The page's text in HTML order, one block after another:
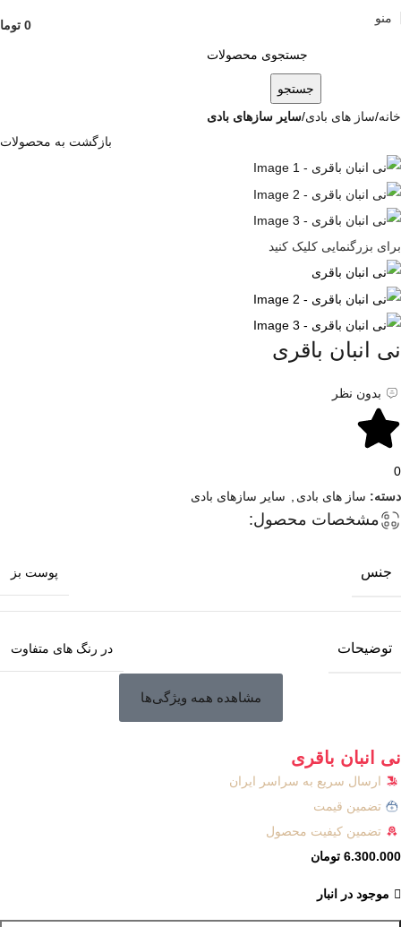
منو 0
جستجو
خانه ساز های بادی سایر سازهای بادی
بازگشت به محصولات
برای بزرگنمایی کلیک کنید
نی انبان باقری
بدون نظر
0
دسته: ساز های بادی سایر سازهای بادی
مشخصات محصول:
جنس پوست بز
توضیحات در رنگ های متفاوت
مشاهده همه ویژگی‌ها
نی انبان باقری
ارسال سریع به سراسر ایران
تضمین قیمت
تضمین کیفیت محصول
6.300.000 تومان
موجود در انبار